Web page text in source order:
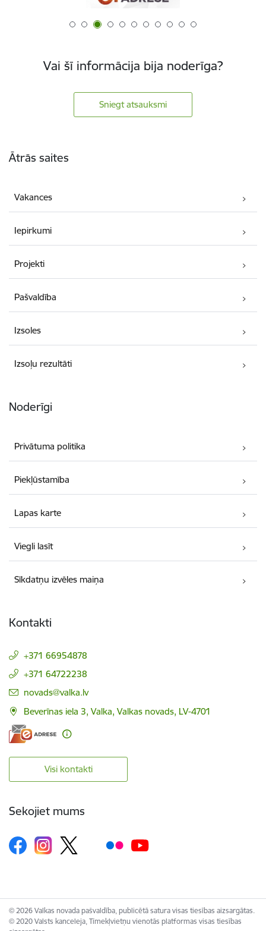
Vai šī informācija bija noderīga?
Sniegt atsauksmi
Ātrās saites
Vakances
Iepirkumi
Projekti
Pašvaldība
Izsoles
Izsoļu rezultāti
Noderīgi
Privātuma politika
Piekļūstamība
Lapas karte
Viegli lasīt
Sīkdatņu izvēles maiņa
Kontakti
+371 66954878
+371 64722238
E-pasts:
novads@valka.lv
Beverīnas iela 3, Valka, Valkas novads, LV-4701
Visi kontakti
Sekojiet mums
© 2026 Valkas novada pašvaldība, publicētā satura visas tiesības aizsargātas.
© 2020 Valsts kanceleja, Tīmekļvietņu vienotās platformas visas tiesības